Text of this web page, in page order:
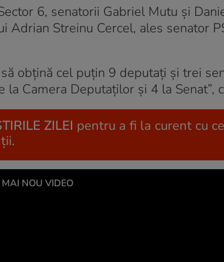
6, senatorii Gabriel Mutu şi
Adrian Streinu Cercel, ales senator
obţină cel puţin 9 deputaţi şi trei
la Camera Deputaţilor şi 4 la Senat”,
ZILEI pentru a fi la curent cu
NOU VIDEO